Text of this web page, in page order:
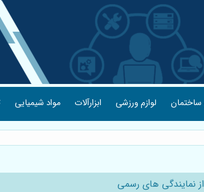
ساختمان لوازم ورزشی ابزارآلات مواد شیمیایی
نمایندگی های رسمی